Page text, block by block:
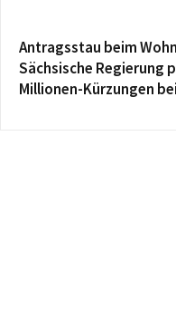
Antragsstau beim
Sächsische Regierung
Millionen-Kürzungen